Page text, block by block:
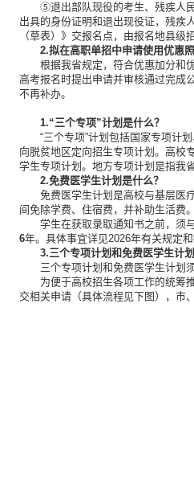
⑤退出部队现役的考生、残疾人
出具的身份证明和退出现役证，残疾
（草表）》交报名点，由报名地县级
2.拟在高职单招中申请使用优惠
根据我省规定，符合优惠加分和
高考报名时提出申请并审核通过完成
不再补办。
1.“三个专项”计划是什么？
“三个专项”计划包括国家专项计
向脱贫地区定向招生专项计划。高校
学生专项计划。地方专项计划是指我
2.免费医学生计划是什么？
免费医学生计划是高校与基层医
间免除学费、住宿费，并补助生活费
学生在获取录取通知书之前，须
6年。具体事宜详见2026年有关规定和
3.三个专项计划和免费医学生计
三个专项计划和免费医学生计划
为便于高校招生各项工作的统筹
交相关申请（具体流程见下图），市